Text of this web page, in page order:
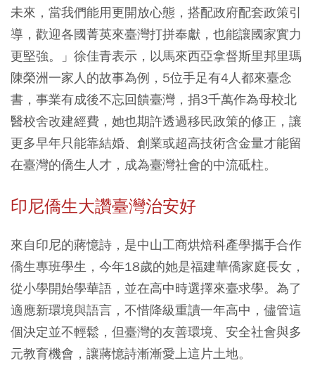
未來，當我們能用更開放心態，搭配政府配套政策引
導，歡迎各國菁英來臺灣打拼奉獻，也能讓國家實力
更堅強。」徐佳青表示，以馬來西亞拿督斯里邦里瑪
陳榮洲一家人的故事為例，5位手足有4人都來臺念
書，事業有成後不忘回饋臺灣，捐3千萬作為母校北
醫校舍改建經費，她也期許透過移民政策的修正，讓
更多早年只能靠結婚、創業或超高技術含金量才能留
在臺灣的僑生人才，成為臺灣社會的中流砥柱。
印尼僑生大讚臺灣治安好
來自印尼的蔣憶詩，是中山工商烘焙科產學攜手合作
僑生專班學生，今年18歲的她是福建華僑家庭長女，
從小學開始學華語，並在高中時選擇來臺求學。為了
適應新環境與語言，不惜降級重讀一年高中，儘管這
個決定並不輕鬆，但臺灣的友善環境、安全社會與多
元教育機會，讓蔣憶詩漸漸愛上這片土地。